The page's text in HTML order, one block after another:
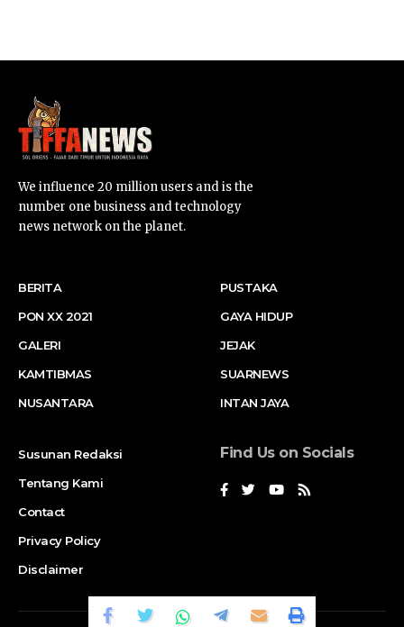
We influence 20 million users and is the
number one business and technology
news network on the planet.
BERITA
PON XX 2021
GALERI
KAMTIBMAS
NUSANTARA
PUSTAKA
GAYA HIDUP
JEJAK
SUARNEWS
INTAN JAYA
Susunan Redaksi
Tentang Kami
Contact
Privacy Policy
Disclaimer
Find Us on Socials